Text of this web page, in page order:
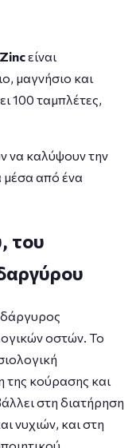
είναι
μαγνήσιο και
100 ταμπλέτες,
να καλύψουν την
από ένα
του
οστών. Το
της κούρασης και
στη διατήρηση
νυχιών, και στη